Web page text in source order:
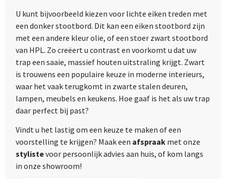
U kunt bijvoorbeeld kiezen voor lichte eiken treden met
een donker stootbord. Dit kan een eiken stootbord zijn
met een andere kleur olie, of een stoer zwart stootbord
van HPL. Zo creëert u contrast en voorkomt u dat uw
trap een saaie, massief houten uitstraling krijgt. Zwart
is trouwens een populaire keuze in moderne interieurs,
waar het vaak terugkomt in zwarte stalen deuren,
lampen, meubels en keukens. Hoe gaaf is het als uw trap
daar perfect bij past?
Vindt u het lastig om een keuze te maken of een
voorstelling te krijgen? Maak een afspraak met onze
stylistevoor persoonlijk advies aan huis, of kom langs
in onze showroom!